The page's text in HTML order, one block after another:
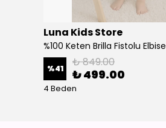
Luna Kids Store
%100 Keten Brilla Fistolu Elbise
%41 ₺ 849.00
₺ 499.00
4 Beden